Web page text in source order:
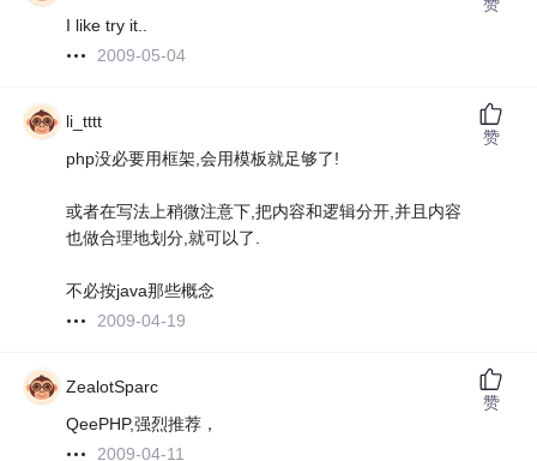
I like try it..
2009-05-04
li_tttt
php没必要用框架,会用模板就足够了!
或者在写法上稍微注意下,把内容和逻辑分开,并且内容
也做合理地划分,就可以了.
不必按java那些概念
2009-04-19
赞
ZealotSparc
QeePHP,强烈推荐，
2009-04-11
赞